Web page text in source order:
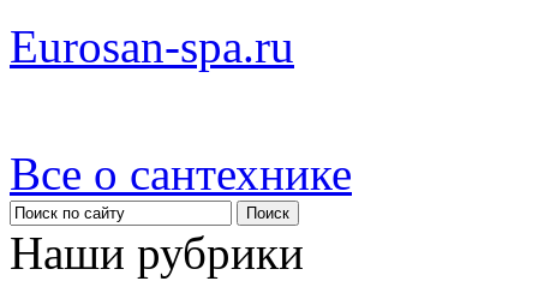
Eurosan-spa.ru
Все о сантехнике
Наши рубрики